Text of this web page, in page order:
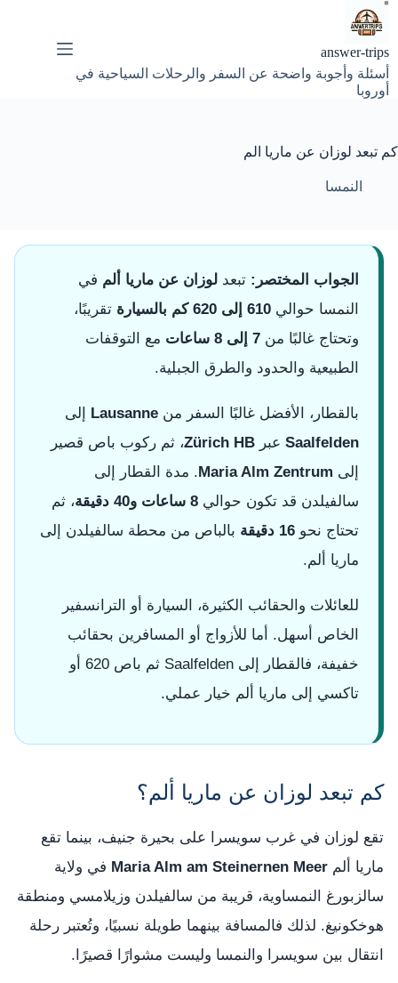
التجاوز
إلى
answer-trips
أسئلة وأجوبة واضحة عن السفر والرحلات السياحية في
أوروبا
كم تبعد لوزان عن ماريا الم
النمسا
الجواب المختصر: تبعد لوزان عن ماريا ألم في
النمسا حوالي 610 إلى 620 كم بالسيارة
تقريبًا،
وتحتاج غالبًا من 7 إلى 8 ساعات
مع التوقفات
الطبيعية والحدود والطرق الجبلية.
بالقطار، الأفضل غالبًا السفر من Lausanne إلى
Saalfelden عبر Zürich HB، ثم ركوب باص قصير
إلى Maria Alm Zentrum. مدة القطار إلى
سالفيلدن قد تكون حوالي 8 ساعات و40 دقيقة
، ثم
تحتاج نحو 16 دقيقة
بالباص من محطة سالفيلدن إلى
ماريا ألم.
للعائلات والحقائب الكثيرة، السيارة أو الترانسفير
الخاص أسهل. أما للأزواج أو المسافرين بحقائب
خفيفة، فالقطار إلى Saalfelden ثم باص 620 أو
تاكسي إلى ماريا ألم خيار عملي.
كم تبعد لوزان عن ماريا ألم؟
تقع لوزان في غرب سويسرا على بحيرة جنيف، بينما تقع
ماريا ألم Maria Alm am Steinernen Meer في ولاية
سالزبورغ النمساوية، قريبة من سالفيلدن وزيلامسي ومنطقة
هوخكونيغ. لذلك فالمسافة بينهما طويلة نسبيًا، وتُعتبر رحلة
انتقال بين سويسرا والنمسا وليست مشوارًا قصيرًا.